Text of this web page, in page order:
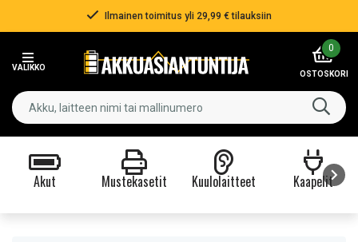
Ilmainen toimitus yli 29,99 € tilauksiin
VALIKKO
0
OSTOSKORI
Akut Mustekasetit Kuulolaitteet Kaapelit